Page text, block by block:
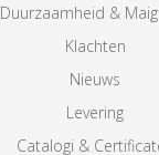
Duurzaamheid &
Klachten
Nieuws
Levering
Catalogi &